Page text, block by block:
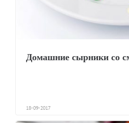
Домашние сырники со
18-09-2017